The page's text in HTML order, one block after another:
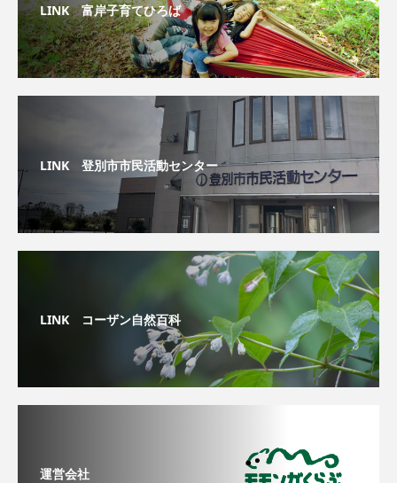
LINK 富岸子育てひろば
LINK 登別市市民活動センター
LINK コーザン自然百科
運営会社